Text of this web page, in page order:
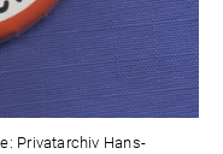
Privatarchiv Hans-